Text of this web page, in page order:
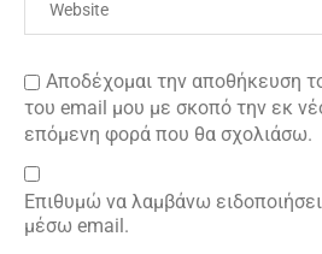
Αποδέχομαι την αποθήκευση
του email μου με σκοπό την εκ
επόμενη φορά που θα σχολιάσω.
Επιθυμώ να λαμβάνω
μέσω email.